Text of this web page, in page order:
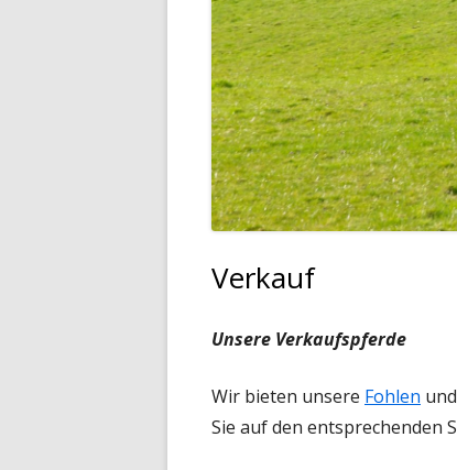
Verkauf
Unsere Verkaufspferde
Wir bieten unsere Fohlen und
Sie auf den entsprechenden